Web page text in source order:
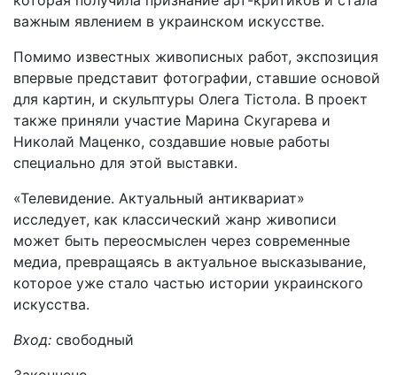
важным явлением в украинском искусстве.
Помимо известных живописных работ, экспозиция
впервые представит фотографии, ставшие основой
для картин, и скульптуры Олега Тістола. В проект
также приняли участие Марина Скугарева и
Николай Маценко, создавшие новые работы
специально для этой выставки.
«Телевидение. Актуальный антиквариат»
исследует, как классический жанр живописи
может быть переосмыслен через современные
медиа, превращаясь в актуальное высказывание,
которое уже стало частью истории украинского
искусства.
Вход: свободный